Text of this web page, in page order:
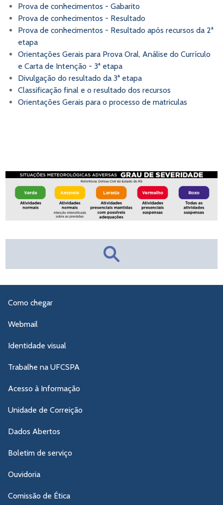
Prova de conhecimentos - Gabarito
Prova de conhecimentos - Resultado
Prova de conhecimentos - Resultado após recursos da 2ª
etapa
Orientações Gerais para Prova Oral, Análise do Currículo
e Carta de Intenção - 3ª etapa
Divulgação do resultado da 3ª etapa
Classificação final e o resultado dos recursos
Orientações Gerais para o processo de matriculas
Como chegar
Webmail
Identidade visual
Trabalhe na UFCSPA
Acesso à Informação
Unidade de Correição
Dados Abertos
Boletim de serviço
Ouvidoria
Comissão de Ética